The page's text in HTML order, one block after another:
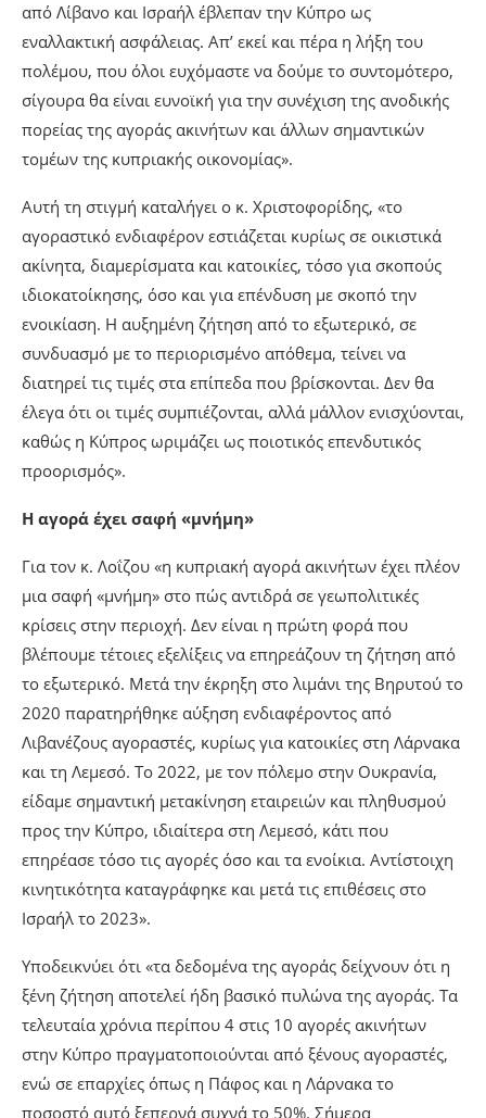
από Λίβανο και Ισραήλ έβλεπαν την Κύπρο ως
εναλλακτική ασφάλειας. Απ’ εκεί και πέρα η λήξη του
πολέμου, που όλοι ευχόμαστε να δούμε το συντομότερο,
σίγουρα θα είναι ευνοϊκή για την συνέχιση της ανοδικής
πορείας της αγοράς ακινήτων και άλλων σημαντικών
τομέων της κυπριακής οικονομίας».
Αυτή τη στιγμή καταλήγει ο κ. Χριστοφορίδης, «το
αγοραστικό ενδιαφέρον εστιάζεται κυρίως σε οικιστικά
ακίνητα, διαμερίσματα και κατοικίες, τόσο για σκοπούς
ιδιοκατοίκησης, όσο και για επένδυση με σκοπό την
ενοικίαση. Η αυξημένη ζήτηση από το εξωτερικό, σε
συνδυασμό με το περιορισμένο απόθεμα, τείνει να
διατηρεί τις τιμές στα επίπεδα που βρίσκονται. Δεν θα
έλεγα ότι οι τιμές συμπιέζονται, αλλά μάλλον ενισχύονται,
καθώς η Κύπρος ωριμάζει ως ποιοτικός επενδυτικός
προορισμός».
Η αγορά έχει σαφή «μνήμη»
Για τον κ. Λοΐζου «η κυπριακή αγορά ακινήτων έχει πλέον
μια σαφή «μνήμη» στο πώς αντιδρά σε γεωπολιτικές
κρίσεις στην περιοχή. Δεν είναι η πρώτη φορά που
βλέπουμε τέτοιες εξελίξεις να επηρεάζουν τη ζήτηση από
το εξωτερικό. Μετά την έκρηξη στο λιμάνι της Βηρυτού το
2020 παρατηρήθηκε αύξηση ενδιαφέροντος από
Λιβανέζους αγοραστές, κυρίως για κατοικίες στη Λάρνακα
και τη Λεμεσό. Το 2022, με τον πόλεμο στην Ουκρανία,
είδαμε σημαντική μετακίνηση εταιρειών και πληθυσμού
προς την Κύπρο, ιδιαίτερα στη Λεμεσό, κάτι που
επηρέασε τόσο τις αγορές όσο και τα ενοίκια. Αντίστοιχη
κινητικότητα καταγράφηκε και μετά τις επιθέσεις στο
Ισραήλ το 2023».
Υποδεικνύει ότι «τα δεδομένα της αγοράς δείχνουν ότι η
ξένη ζήτηση αποτελεί ήδη βασικό πυλώνα της αγοράς. Τα
τελευταία χρόνια περίπου 4 στις 10 αγορές ακινήτων
στην Κύπρο πραγματοποιούνται από ξένους αγοραστές,
ενώ σε επαρχίες όπως η Πάφος και η Λάρνακα το
ποσοστό αυτό ξεπερνά συχνά το 50%. Σήμερα